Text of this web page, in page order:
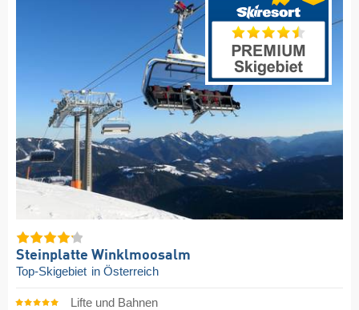
Steinplatte Winklmoosalm
Top-Skigebiet in Österreich
Lifte und Bahnen